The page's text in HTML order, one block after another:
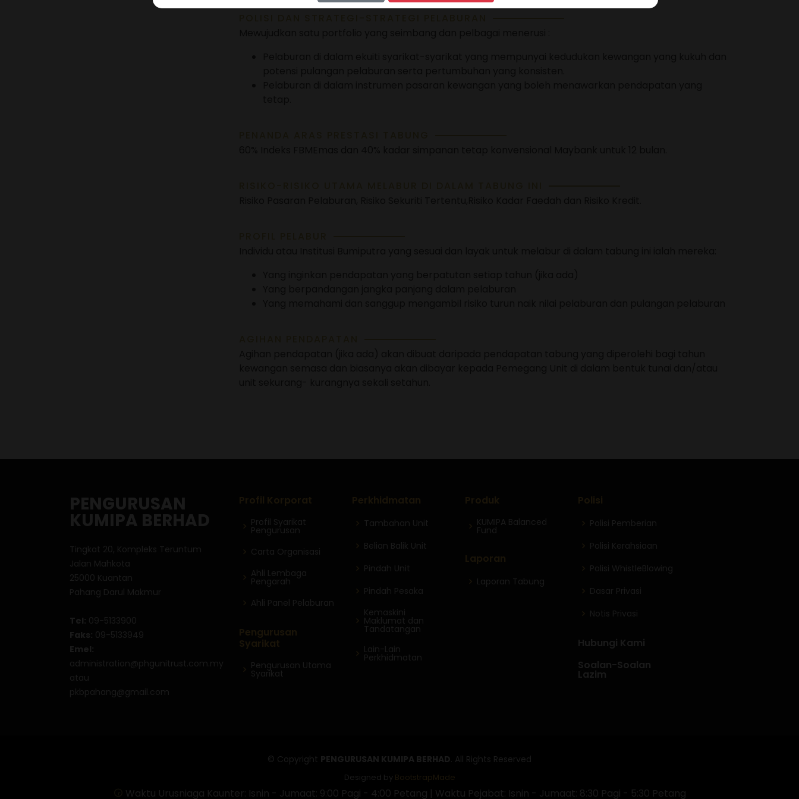
Waktu Urusniaga Kaunter: Isnin - Jumaat: 9:00 Pagi - 4:00 Petang | Waktu Pejabat: Isnin - Jumaat: 8:30 Pagi - 5:30 Petang
PENGURUSAN
KUMIPA BERHAD
Tingkat 20, Kompleks Teruntum
Jalan Mahkota
25000 Kuantan
Pahang Darul Makmur
Tel: 09-5133900
Faks: 09-5133949
Emel:
administration@phgunitrust.com.my
atau
pkbpahang@gmail.com
Profil Korporat
Profil Syarikat
Pengurusan
Carta Organisasi
Ahli Lembaga
Pengarah
Ahli Panel Pelaburan
Pengurusan
Syarikat
Pengurusan Utama
Syarikat
Perkhidmatan
Tambahan Unit
Belian Balik Unit
Pindah Unit
Pindah Pesaka
Kemaskini
Maklumat dan
Tandatangan
Lain-Lain
Perkhidmatan
Produk
KUMIPA Balanced
Fund
Laporan
Laporan Tabung
Polisi
Polisi Pemberian
Polisi Kerahsiaan
Polisi WhistleBlowing
Dasar Privasi
Notis Privasi
Hubungi Kami
Soalan-Soalan
Lazim
© Copyright PENGURUSAN KUMIPA BERHAD . All Rights Reserved
Designed by BootstrapMade